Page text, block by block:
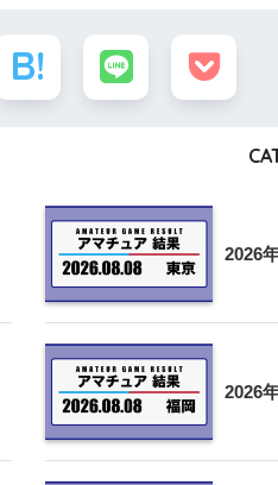
2026
2026